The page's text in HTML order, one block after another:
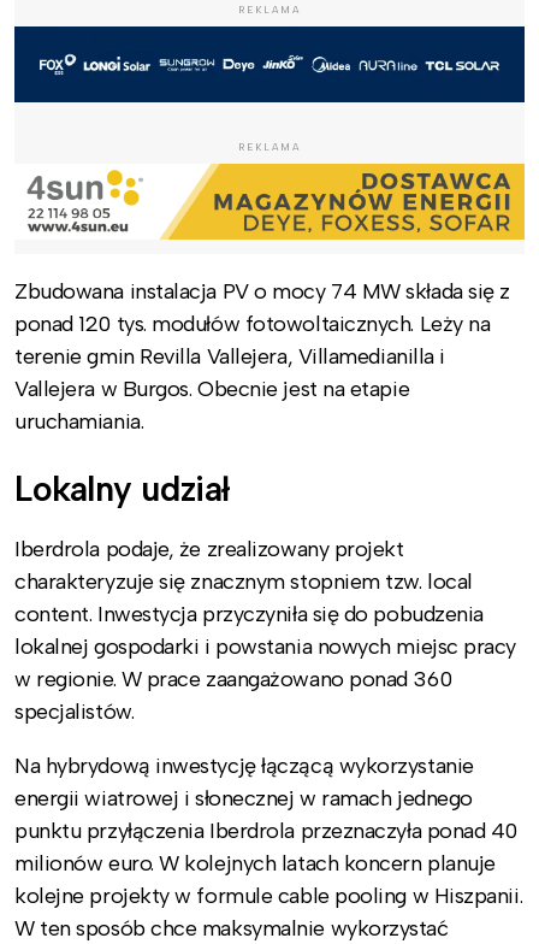
REKLAMA
REKLAMA
Zbudowana instalacja PV o mocy 74 MW składa się z
ponad 120 tys. modułów fotowoltaicznych. Leży na
terenie gmin Revilla Vallejera, Villamedianilla i
Vallejera w Burgos. Obecnie jest na etapie
uruchamiania.
Lokalny udział
Iberdrola podaje, że zrealizowany projekt
charakteryzuje się znacznym stopniem tzw. local
content. Inwestycja przyczyniła się do pobudzenia
lokalnej gospodarki i powstania nowych miejsc pracy
w regionie. W prace zaangażowano ponad 360
specjalistów.
Na hybrydową inwestycję łączącą wykorzystanie
energii wiatrowej i słonecznej w ramach jednego
punktu przyłączenia Iberdrola przeznaczyła ponad 40
milionów euro. W kolejnych latach koncern planuje
kolejne projekty w formule cable pooling w Hiszpanii.
W ten sposób chce maksymalnie wykorzystać